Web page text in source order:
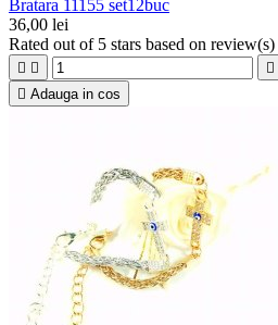
Bratara 11155 set12buc
36,00 lei
Rated out of 5 stars based on review(s)
  
 Adauga in cos